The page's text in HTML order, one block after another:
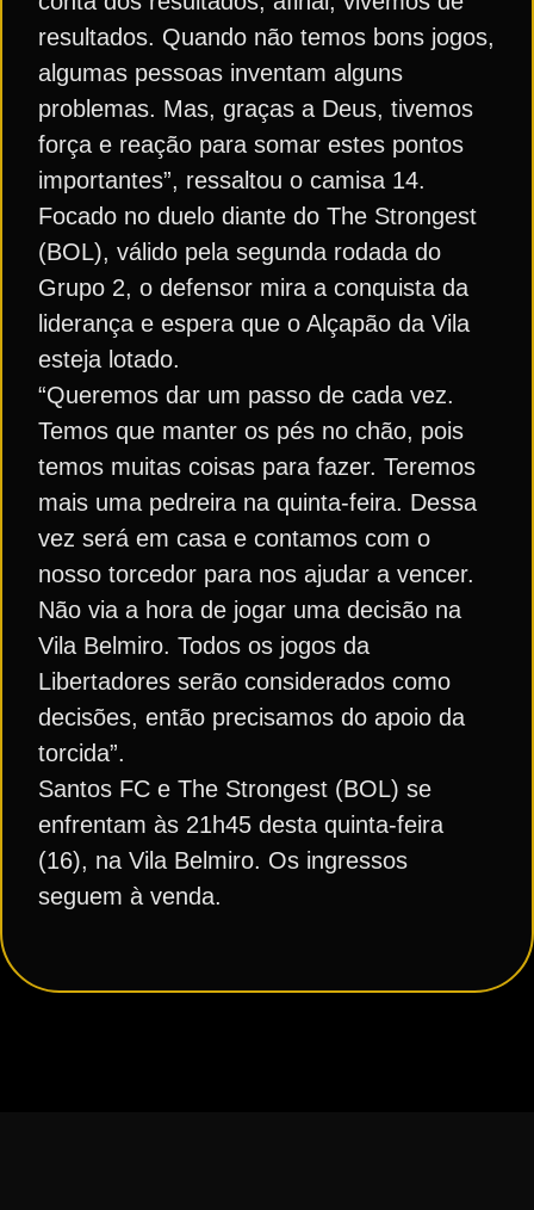
resultados. Quando não temos bons jogos,
algumas pessoas inventam alguns
problemas. Mas, graças a Deus, tivemos
força e reação para somar estes pontos
importantes”, ressaltou o camisa 14.
Focado no duelo diante do The Strongest
(BOL), válido pela segunda rodada do
Grupo 2, o defensor mira a conquista da
liderança e espera que o Alçapão da Vila
esteja lotado.
“Queremos dar um passo de cada vez.
Temos que manter os pés no chão, pois
temos muitas coisas para fazer. Teremos
mais uma pedreira na quinta-feira. Dessa
vez será em casa e contamos com o
nosso torcedor para nos ajudar a vencer.
Não via a hora de jogar uma decisão na
Vila Belmiro. Todos os jogos da
Libertadores serão considerados como
decisões, então precisamos do apoio da
torcida”.
Santos FC e The Strongest (BOL) se
enfrentam às 21h45 desta quinta-feira
(16), na Vila Belmiro. Os ingressos
seguem à venda.